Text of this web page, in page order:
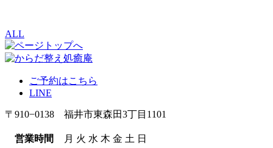
ALL
ご予約はこちら
LINE
〒910−0138 福井市東森田3丁目1101
営業時間 月 火 水 木 金 土 日